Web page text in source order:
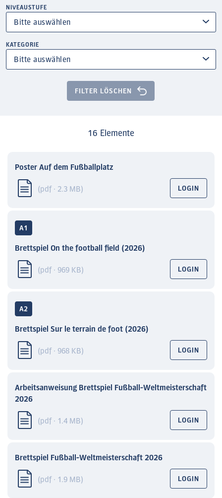
NIVEAUSTUFE
KATEGORIE
FILTER LÖSCHEN
16 Elemente
Poster Auf dem Fußballplatz
(pdf · 2.3 MB) LOGIN
A1
Brettspiel On the football field (2026)
(pdf · 969 KB) LOGIN
A2
Brettspiel Sur le terrain de foot (2026)
(pdf · 968 KB) LOGIN
Arbeitsanweisung Brettspiel Fußball-Weltmeisterschaft
2026
(pdf · 1.4 MB) LOGIN
Brettspiel Fußball-Weltmeisterschaft 2026
(pdf · 1.9 MB) LOGIN